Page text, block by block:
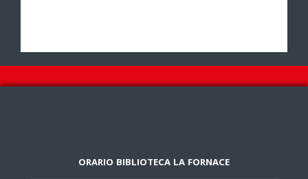
ORARIO BIBLIOTECA LA FORNACE